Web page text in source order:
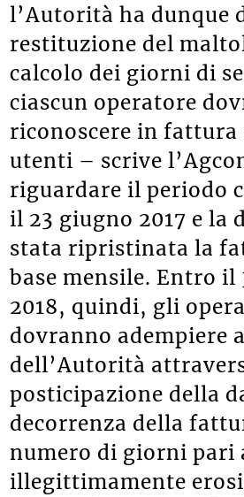
l’Autorità ha dunque
restituzione del
calcolo dei giorni di
ciascun operatore
riconoscere in
utenti – scrive
riguardare il periodo
il 23 giugno 2017 e la
stata ripristinata la
base mensile. Entro il
2018, quindi, gli
dovranno adempiere
dell’Autorità
posticipazione della
decorrenza della
numero di giorni pari
illegittimamente